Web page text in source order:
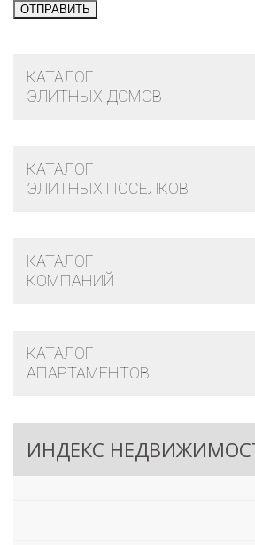
КАТАЛОГ
ЭЛИТНЫХ ДОМОВ
КАТАЛОГ
ЭЛИТНЫХ ПОСЕЛКОВ
КАТАЛОГ
КОМПАНИЙ
КАТАЛОГ
АПАРТАМЕНТОВ
ИНДЕКС